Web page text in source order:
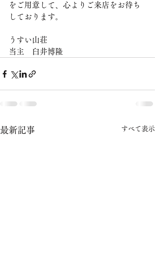
をご用意して、心よりご来店をお待ち
しております。
​うすい山荘
当主　臼井博隆
最新記事 すべて表示